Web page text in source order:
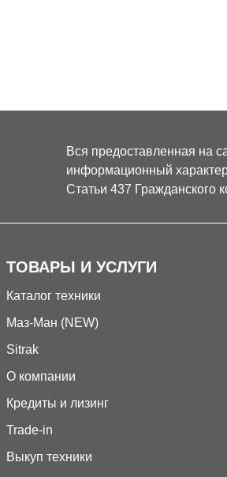
Вся предоставленная на
информационный
Статьи 437 Гражданского
ТОВАРЫ И УСЛУГИ
Каталог техники
Маз-Ман (NEW)
Sitrak
О компании
Кредиты и лизинг
Trade-in
Выкуп техники